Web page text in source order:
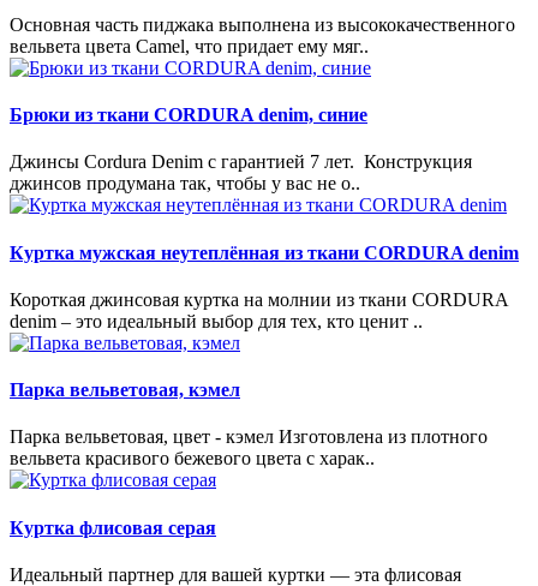
Основная часть пиджака выполнена из высококачественного
вельвета цвета Camel, что придает ему мяг..
Брюки из ткани CORDURA denim, синие
Джинсы Cordura Denim с гарантией 7 лет. Конструкция
джинсов продумана так, чтобы у вас не о..
Куртка мужская неутеплённая из ткани CORDURA denim
Короткая джинсовая куртка на молнии из ткани CORDURA
denim – это идеальный выбор для тех, кто ценит ..
Парка вельветовая, кэмел
Парка вельветовая, цвет - кэмел Изготовлена из плотного
вельвета красивого бежевого цвета с харак..
Куртка флисовая серая
Идеальный партнер для вашей куртки — эта флисовая